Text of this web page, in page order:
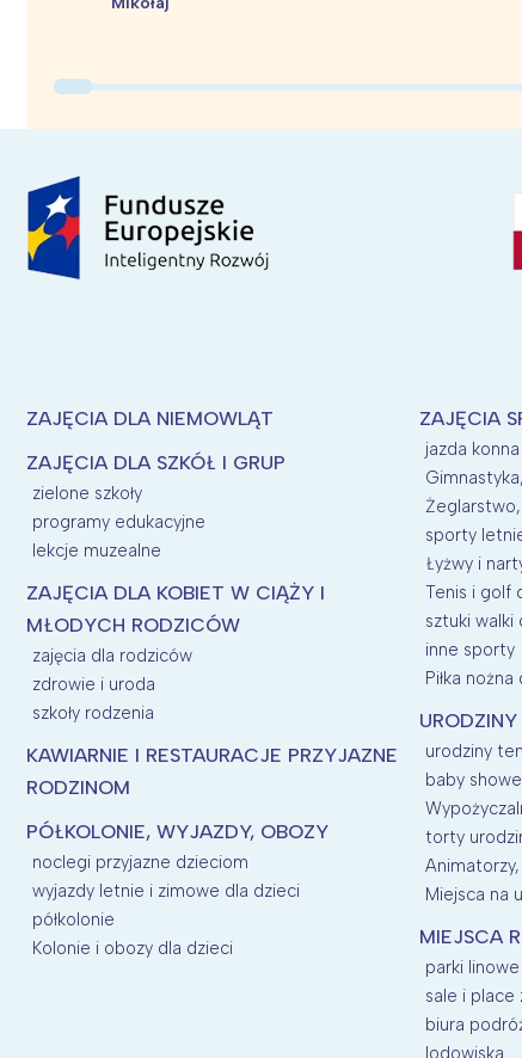
ZAJĘCIA DLA NIEMOWLĄT
ZAJĘCIA DLA SZKÓŁ I GRUP
zielone szkoły
programy edukacyjne
lekcje muzealne
ZAJĘCIA DLA KOBIET W CIĄŻY I
MŁODYCH RODZICÓW
zajęcia dla rodziców
zdrowie i uroda
szkoły rodzenia
KAWIARNIE I RESTAURACJE PRZYJAZNE
RODZINOM
PÓŁKOLONIE, WYJAZDY, OBOZY
noclegi przyjazne dzieciom
wyjazdy letnie i zimowe dla dzieci
półkolonie
Kolonie i obozy dla dzieci
ZAJĘCIA
jazda
sporty
Łyżwy i
Tenis i golf
sztuki walki
inne sporty
Piłka
urodziny
baby
torty
Animatorzy,
Miejsca na
MIEJSCA
parki
sale i place
biura
lodowiska